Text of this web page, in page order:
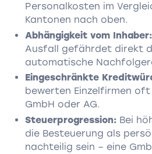
Personalkosten im
Kantonen nach oben.
Abhängigkeit vom Inhaber:
Ausfall gefährdet direkt
automatische
Eingeschränkte
bewerten Einzelfirmen
GmbH oder AG.
Steuerprogression: Bei
die Besteuerung als
nachteilig sein – eine